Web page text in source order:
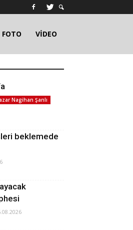
FOTO VİDEO
Nagihan Şanlı
beklemede